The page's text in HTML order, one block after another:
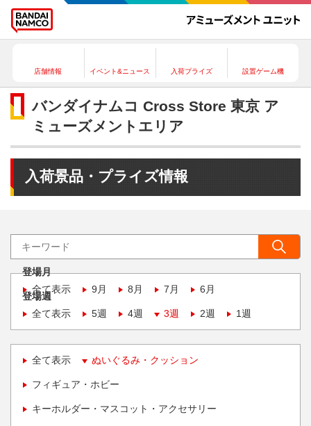
店舗情報 イベント&ニュース 入荷プライズ 設置ゲーム機
バンダイナムコ Cross Store 東京 ア
ミューズメントエリア
入荷景品・プライズ情報
登場月
全て表示
9月 8月 7月 6月
登場週
全て表示
5週 4週 3週 2週 1週
全て表示 ぬいぐるみ・クッション
フィギュア・ホビー
キーホルダー・マスコット・アクセサリー